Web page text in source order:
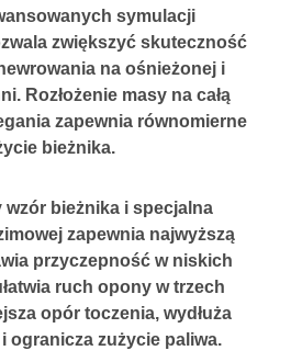
symulacji
zwiększyć skuteczność
na ośnieżonej i
Rozłożenie masy na całą
zapewnia równomierne
bieżnika.
wzór bieżnika i specjalna
zapewnia najwyższą
przyczepność w niskich
ruch opony w trzech
opór toczenia, wydłuża
ogranicza zużycie paliwa.